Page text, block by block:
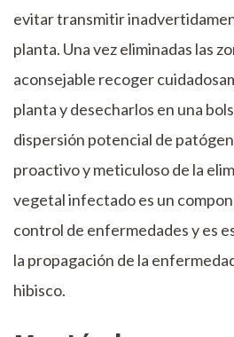
evitar transmitir
planta. Una vez eliminadas las
aconsejable recoger
planta y desecharlos en una
dispersión potencial de
proactivo y meticuloso de la
vegetal infectado es un
control de enfermedades y es
la propagación de la
hibisco.